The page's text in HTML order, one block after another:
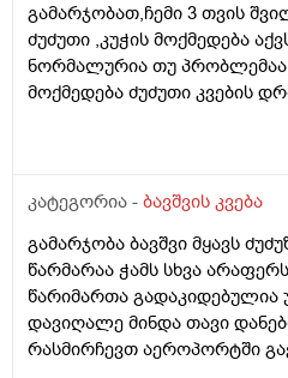
გააგიჟა. გაზების წამლები
ფრისო მულტიო მიიღო
მაგრამ არ ტირის, ვაჭმევ
თხის რძეს აქებს ბევრი და
ხმები და ბოლომდე არ
ერთი დღე მხოლოდ ერთხელ
ათი დღის მერე ისევ ისე
და ჭამს ხუთი დღეა გასული,
ქვამატელი და ანოტაციაში
ჩვილებისთვის არ წერია,
საყურადღებო ხომ არ არის?
რომ ვენდო უსაფრთხოა.
გამარჯობათ,ჩემი 3 თვის
ძუძუთი ,კუჭის მოქმედება
ნორმალურია თუ
მოქმედება ძუძუთი კვების
კატეგორია - ბავშვის კვება
გამარჯობა ბავშვი მყავს
წარმარაა ჭამს სხვა
წარიმართა გადაკიდებულია
დავიღალე მინდა თავი
რასმირჩევთ აეროპორტში